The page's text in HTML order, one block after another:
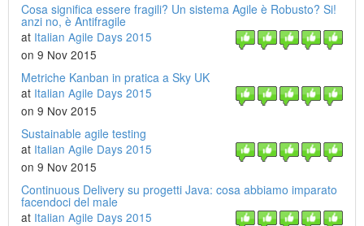
Cosa significa essere fragili? Un sistema Agile è Robusto? Si!
anzi no, è Antifragile
at Italian Agile Days 2015
on 9 Nov 2015
Metriche Kanban in pratica a Sky UK
at Italian Agile Days 2015
on 9 Nov 2015
Sustainable agile testing
at Italian Agile Days 2015
on 9 Nov 2015
Continuous Delivery su progetti Java: cosa abbiamo imparato
facendoci del male
at Italian Agile Days 2015